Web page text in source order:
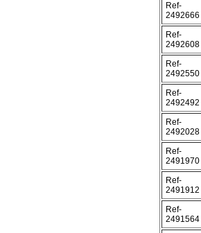
Ref-
2492666
Ref-
2492608
Ref-
2492550
Ref-
2492492
Ref-
2492028
Ref-
2491970
Ref-
2491912
Ref-
2491564